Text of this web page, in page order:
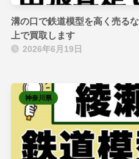
溝の口で鉄道模型を高く売る
上で買取します
2026年6月19日
神奈川県